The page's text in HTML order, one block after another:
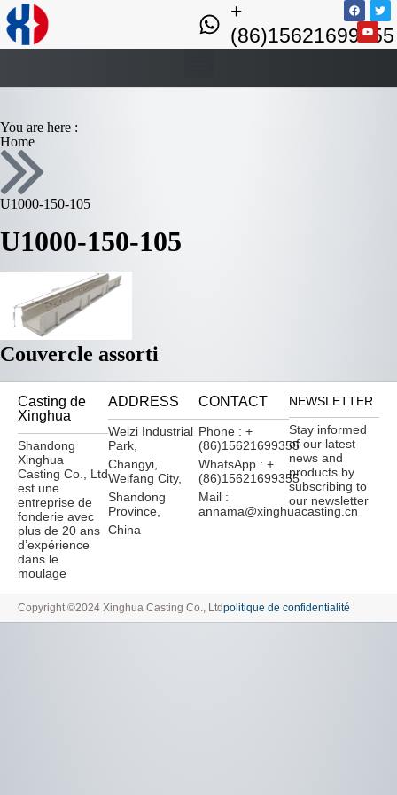
+
(86)15621699355
You are here :
Home
U1000-150-105​
U1000-150-105​
Couvercle assorti
Casting de
Xinghua
Shandong
Xinghua
Casting Co., Ltd
est une
entreprise de
fonderie avec
plus de 20 ans
d’expérience
dans le
moulage
ADDRESS
Weizi Industrial
Park,
Changyi,
Weifang City,
Shandong
Province,
China
CONTACT
Phone : +
(86)15621699355
WhatsApp : +
(86)15621699355
Mail :
annama@xinghuacasting.cn
NEWSLETTER
Stay informed
of our latest
news and
products by
subscribing to
our newsletter
Copyright ©2024 Xinghua Casting Co., Ltdpolitique de confidentialité